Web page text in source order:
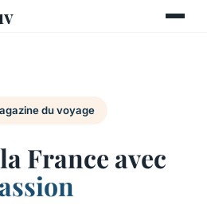
du voyage
France avec